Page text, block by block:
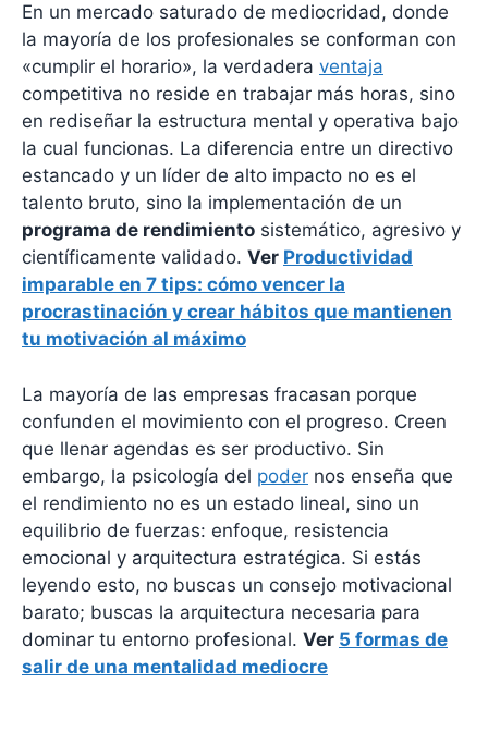
En un mercado saturado de mediocridad, donde
la mayoría de los profesionales se conforman con
«cumplir el horario», la verdadera ventaja
competitiva no reside en trabajar más horas, sino
en rediseñar la estructura mental y operativa bajo
la cual funcionas. La diferencia entre un directivo
estancado y un líder de alto impacto no es el
talento bruto, sino la implementación de un
programa de rendimiento sistemático, agresivo y
científicamente validado. Ver Productividad
imparable en 7 tips: cómo vencer la
procrastinación y crear hábitos que mantienen
tu motivación al máximo
La mayoría de las empresas fracasan porque
confunden el movimiento con el progreso. Creen
que llenar agendas es ser productivo. Sin
embargo, la psicología del poder nos enseña que
el rendimiento no es un estado lineal, sino un
equilibrio de fuerzas: enfoque, resistencia
emocional y arquitectura estratégica. Si estás
leyendo esto, no buscas un consejo motivacional
barato; buscas la arquitectura necesaria para
dominar tu entorno profesional. Ver 5 formas de
salir de una mentalidad mediocre